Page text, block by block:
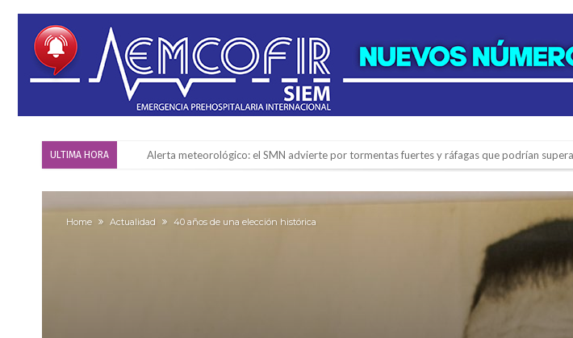
ULTIMA HORA ¿Llega un “Súper Niño”?: De Benedictis aclara los mitos y analiza el impacto real en la región
Distinguieron a Ramiro Maldonado, el campeón juvenil de malambo de Los Quirquinchos
Elortondo: avanza el plan de pavimentación con la licitación de cinco nuevas cuadras
Home Actualidad 40 años de una elección histórica